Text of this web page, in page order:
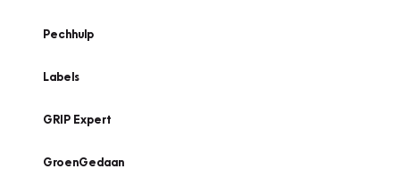
Pechhulp
Labels
GRIP Expert
GroenGedaan